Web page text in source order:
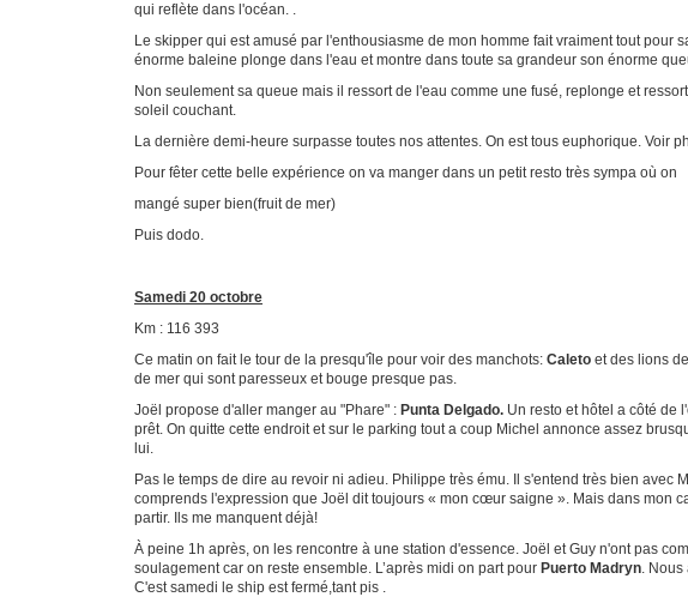
qui reflète dans l'océan. .
Le skipper qui est amusé par l'enthousiasme de mon homme fait vraiment tout pour
énorme baleine plonge dans l'eau et montre dans toute sa grandeur son énorme
Non seulement sa queue mais il ressort de l'eau comme une fusé, replonge et
soleil couchant.
La dernière demi-heure surpasse toutes nos attentes. On est tous euphorique. Voir
Pour fêter cette belle expérience on va manger dans un petit resto très sympa où on
mangé super bien(fruit de mer)
Puis dodo.
Samedi 20 octobre
Km : 116 393
Ce matin on fait le tour de la presqu'île pour voir des manchots: Caleto et des lions
de mer qui sont paresseux et bouge presque pas.
Joël propose d'aller manger au "Phare" : Punta Delgado. Un resto et hôtel a côté de
prêt. On quitte cette endroit et sur le parking tout a coup Michel annonce assez
lui.
Pas le temps de dire au revoir ni adieu. Philippe très ému. Il s'entend très bien avec
comprends l'expression que Joël dit toujours « mon cœur saigne ». Mais dans mon
partir. Ils me manquent déjà!
À peine 1h après, on les rencontre à une station d'essence. Joël et Guy n'ont pas
soulagement car on reste ensemble. L’après midi on part pour Puerto Madryn. Nous
C'est samedi le ship est fermé,tant pis .